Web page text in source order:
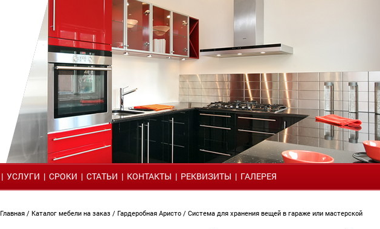
| УСЛУГИ | СРОКИ | СТАТЬИ | КОНТАКТЫ | РЕКВИЗИТЫ | ГАЛЕРЕЯ
Главная / Каталог мебели на заказ / Гардеробная Аристо / Система для хранения вещей в гараже или мастерской